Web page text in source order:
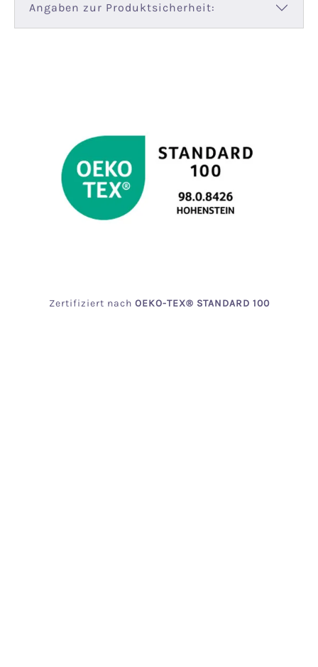
Angaben zur Produktsicherheit:
Zertifiziert nach OEKO-TEX® STANDARD 100